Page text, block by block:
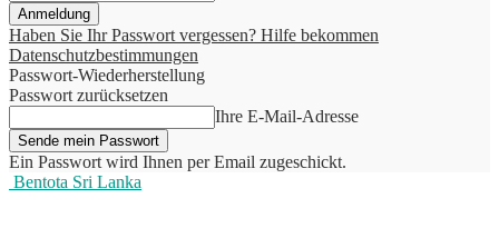
Haben Sie Ihr Passwort vergessen? Hilfe bekommen
Datenschutzbestimmungen
Passwort-Wiederherstellung
Passwort zurücksetzen
Ihre E-Mail-Adresse
Ein Passwort wird Ihnen per Email zugeschickt.
Bentota Sri Lanka